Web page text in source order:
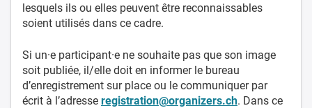
lesquels ils ou elles peuvent être reconnaissables
soient utilisés dans ce cadre.
Si un·e participant·e ne souhaite pas que son image
soit publiée, il/elle doit en informer le bureau
d’enregistrement sur place ou le communiquer par
écrit à l’adresse registration@organizers.ch. Dans ce